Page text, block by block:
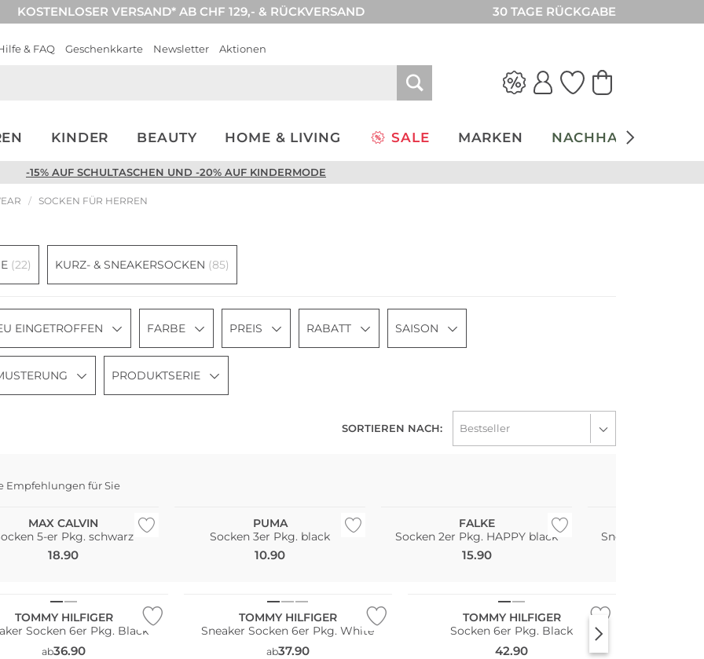
KOSTENLOSER VERSAND* AB CHF 129,- & RÜCKVERSAND 30 TAGE RÜCKGABE
& FAQ Geschenkkarte Newsletter Aktionen
KINDER BEAUTY HOME & LIVING SALE MARKEN NACHHALTIGKEIT
-15% AUF SCHULTASCHEN UND -20% AUF KINDERMODE
SOCKEN FÜR HERREN
(22) KURZ- & SNEAKERSOCKEN (85)
EINGETROFFEN FARBE PREIS RABATT SAISON
PRODUKTSERIE
SORTIEREN NACH:
Empfehlungen für Sie
Größen
MAX CALVIN
5-er Pkg. schwarz
18.90
PUMA
Socken 3er Pkg. black
10.90
FALKE
Socken 2er Pkg. HAPPY black
15.90
Sneaker Socken
TOMMY HILFIGER
Socken 6er Pkg. Black
ab36.90
TOMMY HILFIGER
Sneaker Socken 6er Pkg. White
ab37.90
TOMMY HILFIGER
Socken 6er Pkg. Black
42.90